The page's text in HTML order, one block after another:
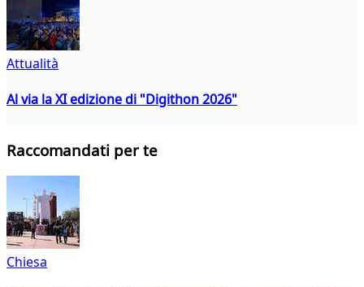
Attualità
Al via la XI edizione di "Digithon 2026"
Raccomandati per te
Chiesa